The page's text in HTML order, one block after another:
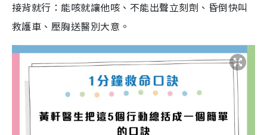
接背就行：能咳就讓他咳、不能出聲立刻劑、昏倒快叫
救護車、壓胸送醫別大意。